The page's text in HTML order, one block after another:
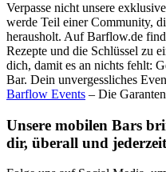
Verpasse nicht unsere
werde Teil einer Community,
herausholt. Auf Barflow.de
Rezepte und die Schlüssel zu
dich, damit es an nichts fehlt:
Bar. Dein unvergessliches
Barflow Events – Die
Unsere mobilen Bars
dir, überall und